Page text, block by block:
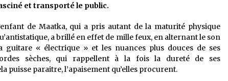
et transporté le public.
de Maatka, qui a pris autant de la maturité physique
a brillé en effet de mille feux, en alternant le son
guitare « électrique » et les nuances plus douces de ses
sèches, qui rappellent à la fois la dureté de ses
puisse paraitre, l’apaisement qu’elles procurent.